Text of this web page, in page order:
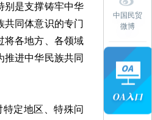
别是支撑铸牢中华
共同体意识的专门
将各地方、各领域
进中华民族共同
定地区、特殊问
中国民贸
微博